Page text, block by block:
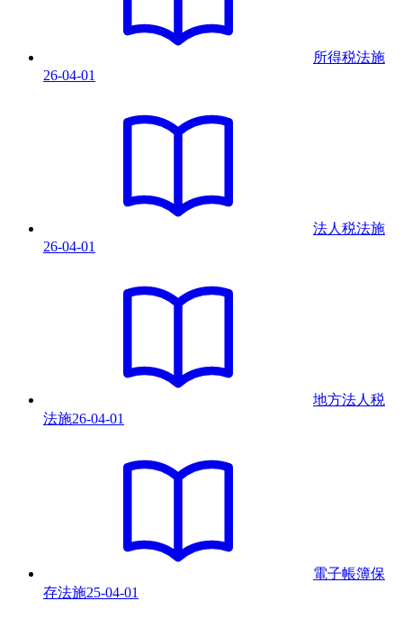
所得税法施
26-04-01
法人税法施
26-04-01
地方法人税
法施26-04-01
電子帳簿保
存法施25-04-01